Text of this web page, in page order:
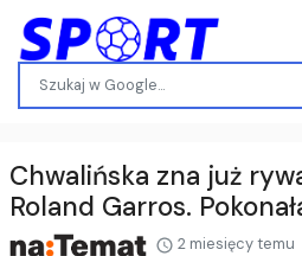
Chwalińska zna już
Roland Garros.
2 miesięcy temu